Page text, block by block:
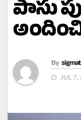
పాసు
By
JUL 7,